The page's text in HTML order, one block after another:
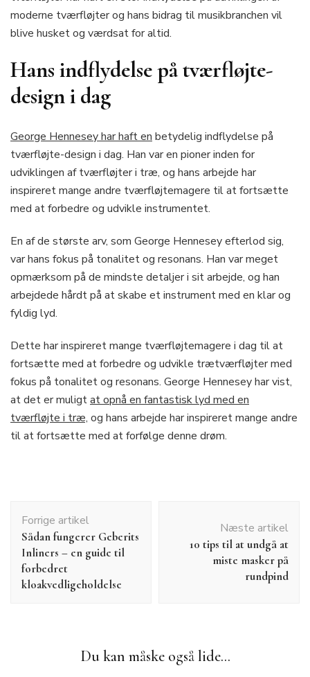
moderne tværfløjter og hans bidrag til musikbranchen vil
blive husket og værdsat for altid.
Hans indflydelse på tværfløjte-
design i dag
George Hennesey har haft en betydelig indflydelse på
tværfløjte-design i dag. Han var en pioner inden for
udviklingen af tværfløjter i træ, og hans arbejde har
inspireret mange andre tværfløjtemagere til at fortsætte
med at forbedre og udvikle instrumentet.
En af de største arv, som George Hennesey efterlod sig,
var hans fokus på tonalitet og resonans. Han var meget
opmærksom på de mindste detaljer i sit arbejde, og han
arbejdede hårdt på at skabe et instrument med en klar og
fyldig lyd.
Dette har inspireret mange tværfløjtemagere i dag til at
fortsætte med at forbedre og udvikle trætværfløjter med
fokus på tonalitet og resonans. George Hennesey har vist,
at det er muligtat opnå en fantastisk lyd med en
tværfløjte i træ, og hans arbejde har inspireret mange andre
til at fortsætte med at forfølge denne drøm.
Forrige artikel
Sådan fungerer Geberits
Inliners – en guide til
forbedret
kloakvedligeholdelse
Næste artikel
10 tips til at undgå at
miste masker på
rundpind
Du kan måske også lide...